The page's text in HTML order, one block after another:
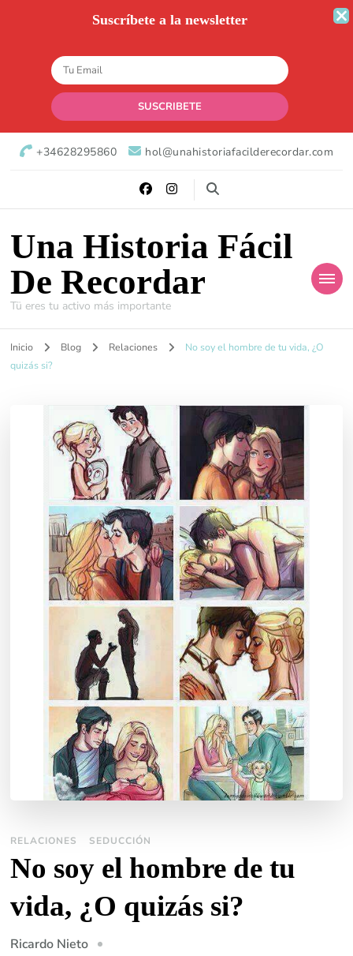
Suscríbete a la newsletter
+34628295860 hol@unahistoriafacilderecordar.com
Una Historia Fácil
De Recordar
Tü eres tu activo más importante
Inicio Blog Relaciones
No soy el hombre de tu vida, ¿O
quizás si?
RELACIONES SEDUCCIÓN
No soy el hombre de tu
vida, ¿O quizás si?
Ricardo Nieto